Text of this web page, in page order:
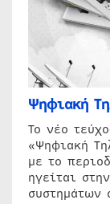
Ψηφιακή
Το νέο
«Ψηφιακή
με το
ηγείται
συστημάτων